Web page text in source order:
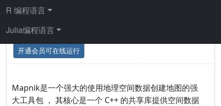
R 编程语言
Julia编程语言
发布时间：
标签：
开通会员可在线运行
Mapnik是一个强大的使用地理空间数据创建地图的强
大工具包 ， 其核心是一个 C++ 的共享库提供空间数据